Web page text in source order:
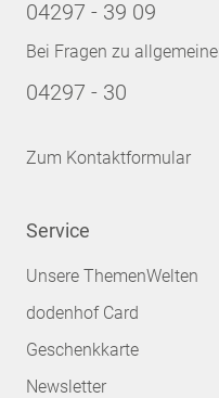
04297 - 39 09
Bei Fragen zu
04297 - 30
Zum Kontaktformular
Service
Unsere ThemenWelten
dodenhof Card
Geschenkkarte
Newsletter